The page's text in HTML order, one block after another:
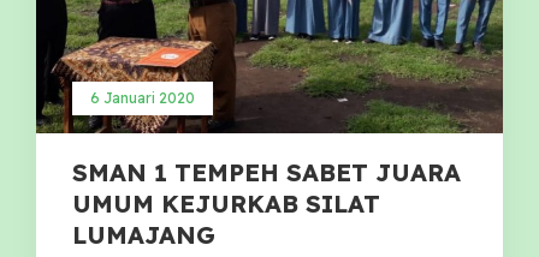
6 Januari 2020
SMAN 1 TEMPEH SABET JUARA
UMUM KEJURKAB SILAT
LUMAJANG